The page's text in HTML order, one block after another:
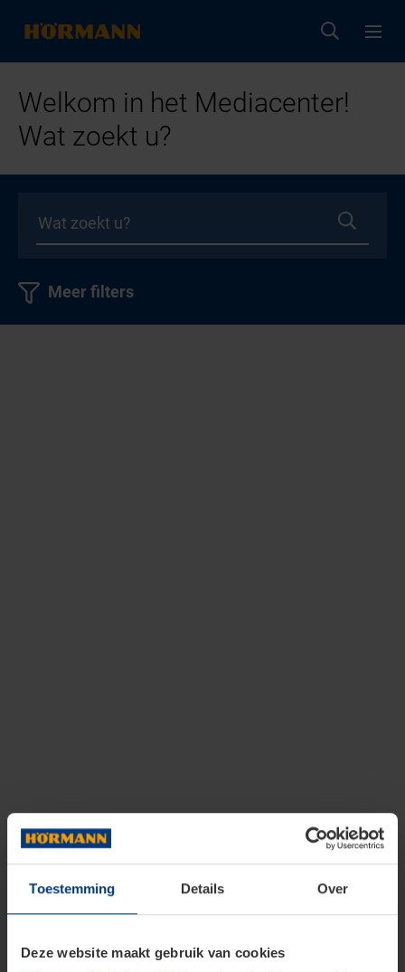
Toestemming Details Over
Deze website maakt gebruik van cookies
Welkom in het Mediacenter!
Wat zoekt u?
Meer filters